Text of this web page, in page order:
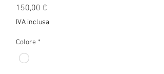
150,00 €
IVA inclusa
Colore *